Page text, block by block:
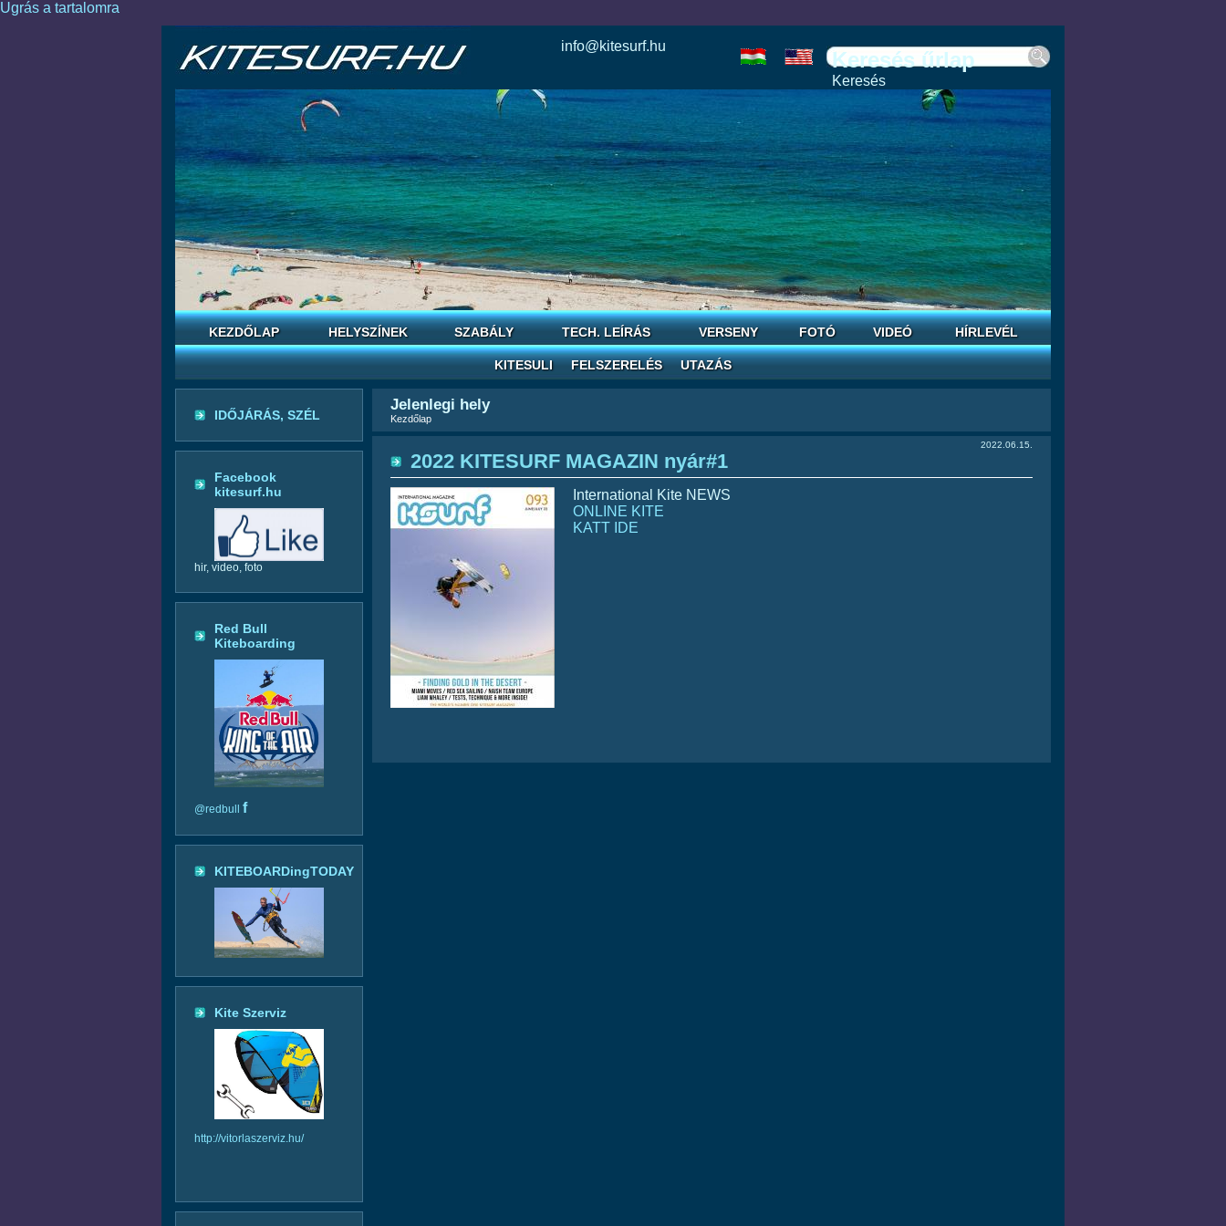
Ugrás a tartalomra
info@kitesurf.hu
Keresés űrlap
Keresés
esle
today
horoscope
reddit
save
KEZDŐLAP HELYSZÍNEK SZABÁLY TECH. LEÍRÁS VERSENY FOTÓ VIDEÓ HÍRLEVÉL
KITESULI FELSZERELÉS UTAZÁS
IDŐJÁRÁS, SZÉL
Facebook
kitesurf.hu
hir, video, foto
Red Bull
Kiteboarding
@redbull f
KITEBOARDingTODAY
Kite Szerviz
http://vitorlaszerviz.hu/
Jelenlegi hely
Kezdőlap
2022.06.15.
2022 KITESURF MAGAZIN nyár#1
International Kite NEWS
ONLINE KITE
KATT IDE